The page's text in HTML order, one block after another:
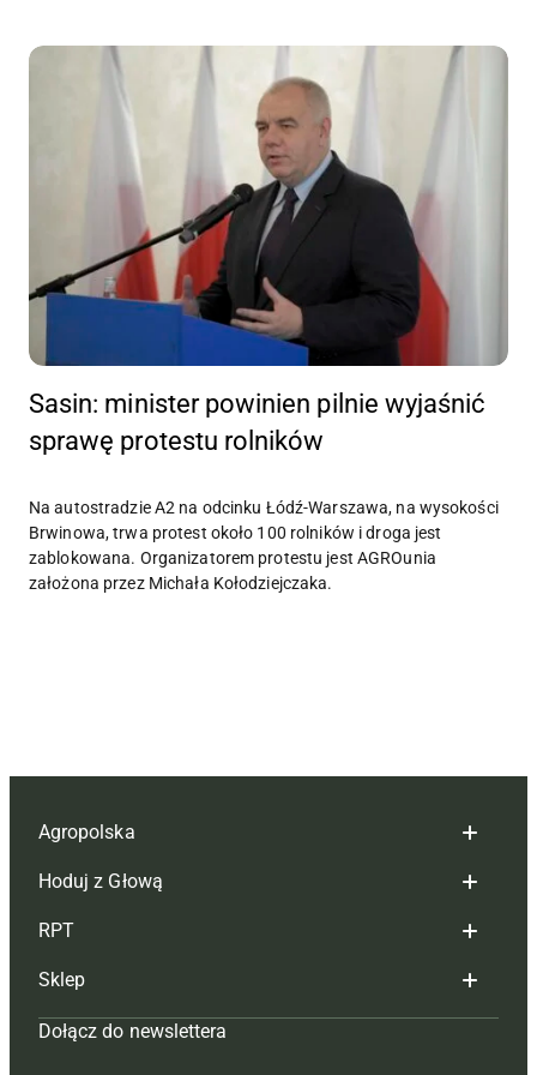
Sasin: minister powinien pilnie wyjaśnić
sprawę protestu rolników
Na autostradzie A2 na odcinku Łódź-Warszawa, na wysokości
Brwinowa, trwa protest około 100 rolników i droga jest
zablokowana. Organizatorem protestu jest AGROunia
założona przez Michała Kołodziejczaka.
Agropolska
Redakcja
Reklama
Tagi
Mapa serwisu
Hoduj z Głową
Hoduj z głową bydło
Hoduj z głową świnie
Prenumerata
RPT
Redakcja
Prenumerata
Sklep
Czasopisma i prenumerata
Dołącz do newslettera